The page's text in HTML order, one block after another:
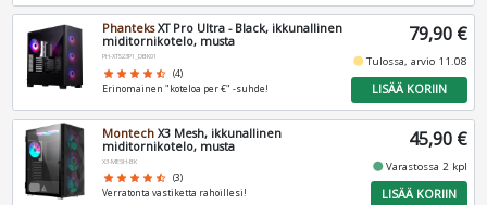
PhanteksXT Pro Ultra - Black, ikkunallinen
miditornikotelo, musta
PH-XT523P1_DBK01
star star star star star_half (4)
Erinomainen "koteloa per €" -suhde!
79,90 €
fiber_manual_recordTulossa, arvio 11.08
LISÄÄ KORIIN
Montech X3 Mesh, ikkunallinen
miditornikotelo, musta
X3-MESH-BK
star star star star star_half (3)
Verratonta vastiketta rahoillesi!
45,90 €
fiber_manual_recordVarastossa 2 kpl
LISÄÄ KORIIN